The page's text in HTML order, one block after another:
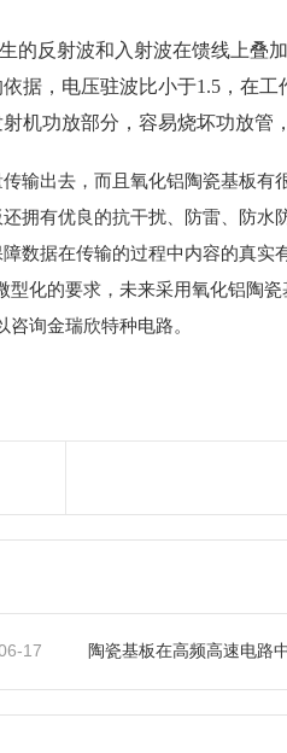
的反射波和入射波在馈线上叠
据，电压驻波比小于1.5，在工
机功放部分，容易烧坏功放管
输出去，而且氧化铝陶瓷基板有
拥有优良的抗干扰、防雷、防水
数据在传输的过程中内容的真实
化的要求，未来采用氧化铝陶
询金瑞欣特种电路。
17 陶瓷基板在高频高速电路